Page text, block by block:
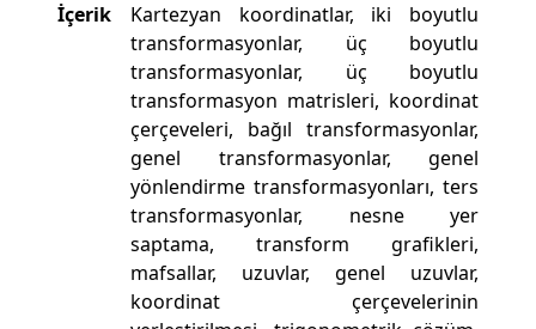
İçerik
Kartezyan koordinatlar, iki boyutlu
transformasyonlar, üç boyutlu
transformasyonlar, üç boyutlu
transformasyon matrisleri, koordinat
çerçeveleri, bağıl transformasyonlar,
genel transformasyonlar, genel
yönlendirme transformasyonları, ters
transformasyonlar, nesne yer
saptama, transform grafikleri,
mafsallar, uzuvlar, genel uzuvlar,
koordinat çerçevelerinin